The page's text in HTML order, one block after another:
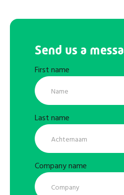
Send us a
First name
Last name
Company name